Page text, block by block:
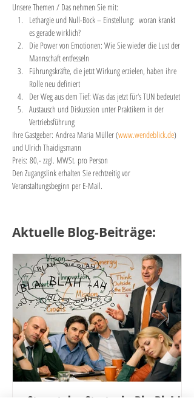
Unsere Themen / Das nehmen Sie mit:
Lethargie und Null-Bock – Einstellung:  woran krankt
es gerade wirklich?
Die Power von Emotionen: Wie Sie wieder die Lust der
Mannschaft entfesseln
Führungskräfte, die jetzt Wirkung erzielen, haben ihre
Rolle neu definiert
Der Weg aus dem Tief: Was das jetzt für‘s TUN bedeutet
Austausch und Diskussion unter Praktikern in der
Vertriebsführung
​Ihre Gastgeber: Andrea Maria Müller (www.wendeblick.de)
und Ulrich Thaidigsmann
Preis: 80,- zzgl. MWSt. pro Person​
Den Zugangslink erhalten Sie rechtzeitig vor
Veranstaltungsbeginn per E-Mail.
Aktuelle Blog-Beiträge: